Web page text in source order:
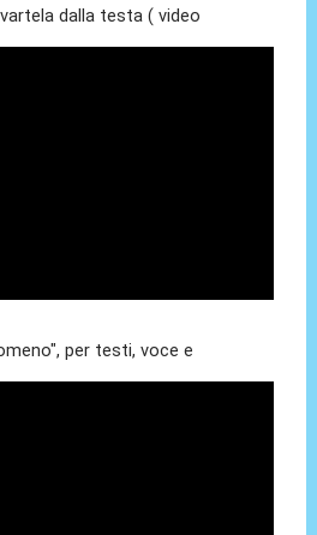
dalla testa ( video
per testi, voce e